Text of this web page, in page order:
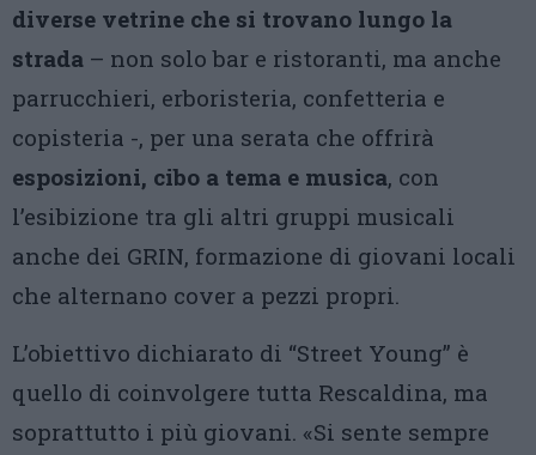
diverse vetrine che si trovano lungo la
strada – non solo bar e ristoranti, ma anche
parrucchieri, erboristeria, confetteria e
copisteria -, per una serata che offrirà
esposizioni, cibo a tema e musica, con
l’esibizione tra gli altri gruppi musicali
anche dei GRIN, formazione di giovani locali
che alternano cover a pezzi propri.
L’obiettivo dichiarato di “Street Young” è
quello di coinvolgere tutta Rescaldina, ma
soprattutto i più giovani. «Si sente sempre